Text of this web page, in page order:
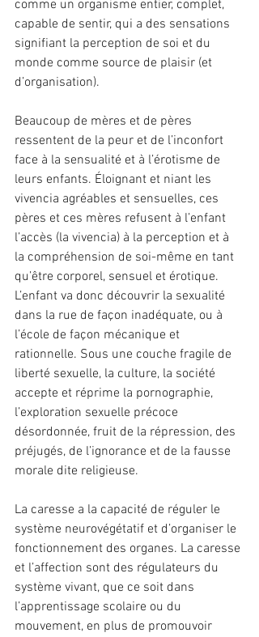
comme un organisme entier, complet,
capable de sentir, qui a des sensations
signifiant la perception de soi et du
monde comme source de plaisir (et
d’organisation).
Beaucoup de mères et de pères
ressentent de la peur et de l’inconfort
face à la sensualité et à l’érotisme de
leurs enfants. Éloignant et niant les
vivencia agréables et sensuelles, ces
pères et ces mères refusent à l’enfant
l’accès (la vivencia) à la perception et à
la compréhension de soi-même en tant
qu’être corporel, sensuel et érotique.
L’enfant va donc découvrir la sexualité
dans la rue de façon inadéquate, ou à
l’école de façon mécanique et
rationnelle. Sous une couche fragile de
liberté sexuelle, la culture, la société
accepte et réprime la pornographie,
l’exploration sexuelle précoce
désordonnée, fruit de la répression, des
préjugés, de l’ignorance et de la fausse
morale dite religieuse.
La caresse a la capacité de réguler le
système neurovégétatif et d’organiser le
fonctionnement des organes. La caresse
et l’affection sont des régulateurs du
système vivant, que ce soit dans
l’apprentissage scolaire ou du
mouvement, en plus de promouvoir